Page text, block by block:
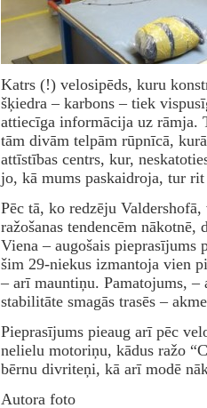
Katrs (!) velosipēds, kuru
šķiedra – karbons – tiek
attiecīga informācija uz rāmja.
tām divām telpām rūpnīcā,
attīstības centrs, kur,
jo, kā mums paskaidroja, tur
Pēc tā, ko redzēju
ražošanas tendencēm nākotnē,
Viena – augošais
šim 29-niekus izmantoja vien
– arī mauntiņu. Pamatojums,
stabilitāte smagās trasēs –
Pieprasījums pieaug arī pēc
nelielu motoriņu, kādus ražo
bērnu divriteņi, kā arī modē
Autora foto